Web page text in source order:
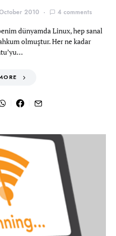
2010 4 comments
dünyamda Linux, hep sanal
olmuştur. Her ne kadar